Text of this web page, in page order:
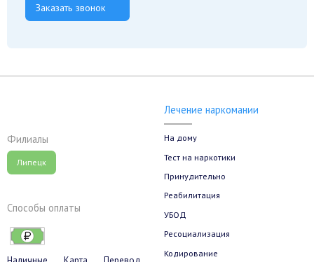
Заказать звонок
Филиалы
Липецк
Способы оплаты
Лечение наркомании
На дому
Тест на наркотики
Принудительно
Реабилитация
УБОД
Ресоциализация
Кодирование